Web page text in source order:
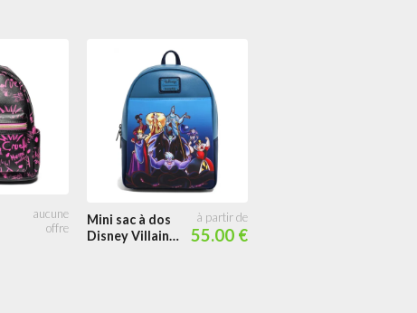
Mini sac à dos
Disney Villains
55.00 €